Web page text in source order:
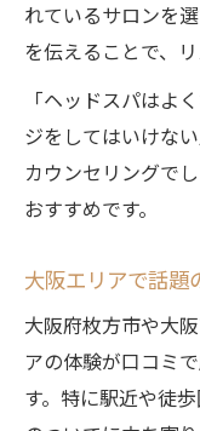
れているサロンを
を伝えることで、
「ヘッドスパはよ
ジをしてはいけな
カウンセリングで
おすすめです。
大阪エリアで話題
大阪府枚方市や大
アの体験が口コミ
す。特に駅近や徒